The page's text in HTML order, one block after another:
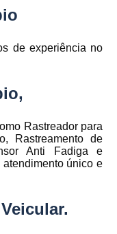
Rastreamento por
Empresa
de Frota Belo
de Frota de Empresas
Gerenciamento
de Frota
de Frota Manutenção
de Frota de Veículos
de experiência no
Rastreador para
Rastreamento de
Anti Fadiga e
único e
.